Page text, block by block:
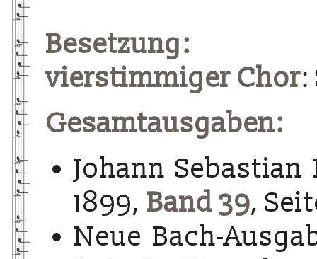
Besetzung:
vierstimmiger Chor:
Gesamtausgaben:
Johann Sebastian
1899, Band 39,
Neue Bach-